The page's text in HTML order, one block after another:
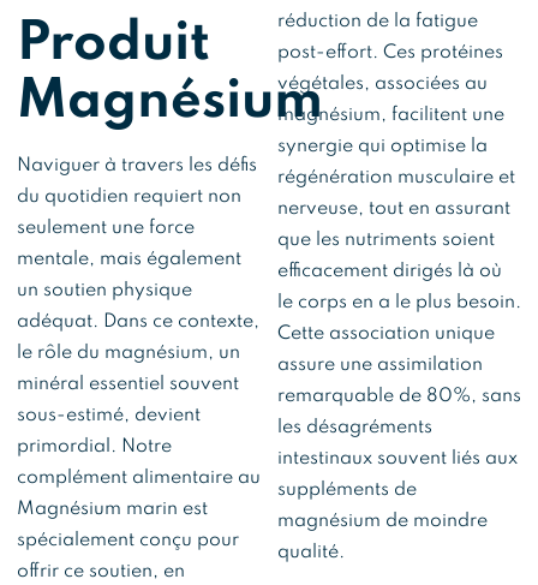
Produit
Magnésium
Naviguer à travers les défis
du quotidien requiert non
seulement une force
mentale, mais également
un soutien physique
adéquat. Dans ce contexte,
le rôle du magnésium, un
minéral essentiel souvent
sous-estimé, devient
primordial. Notre
complément alimentaire au
Magnésium marin est
spécialement conçu pour
offrir ce soutien, en
réduction de la fatigue
post-effort. Ces protéines
végétales, associées au
magnésium, facilitent une
synergie qui optimise la
régénération musculaire et
nerveuse, tout en assurant
que les nutriments soient
efficacement dirigés là où
le corps en a le plus besoin.
Cette association unique
assure une assimilation
remarquable de 80%, sans
les désagréments
intestinaux souvent liés aux
suppléments de
magnésium de moindre
qualité.